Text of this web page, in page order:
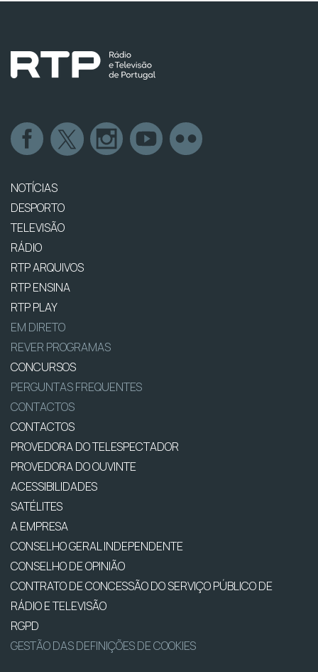
NOTÍCIAS
DESPORTO
TELEVISÃO
RÁDIO
RTP ARQUIVOS
RTP ENSINA
RTP PLAY
EM DIRETO
REVER PROGRAMAS
CONCURSOS
PERGUNTAS FREQUENTES
CONTACTOS
CONTACTOS
PROVEDORA DO TELESPECTADOR
PROVEDORA DO OUVINTE
ACESSIBILIDADES
SATÉLITES
A EMPRESA
CONSELHO GERAL INDEPENDENTE
CONSELHO DE OPINIÃO
CONTRATO DE CONCESSÃO DO SERVIÇO PÚBLICO DE
RÁDIO E TELEVISÃO
RGPD
GESTÃO DAS DEFINIÇÕES DE COOKIES